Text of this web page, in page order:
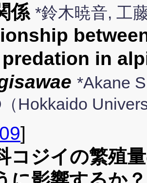
係 *鈴木暁音, 工
predation in
*Akane
Hokkaido
]
コジイの繁殖